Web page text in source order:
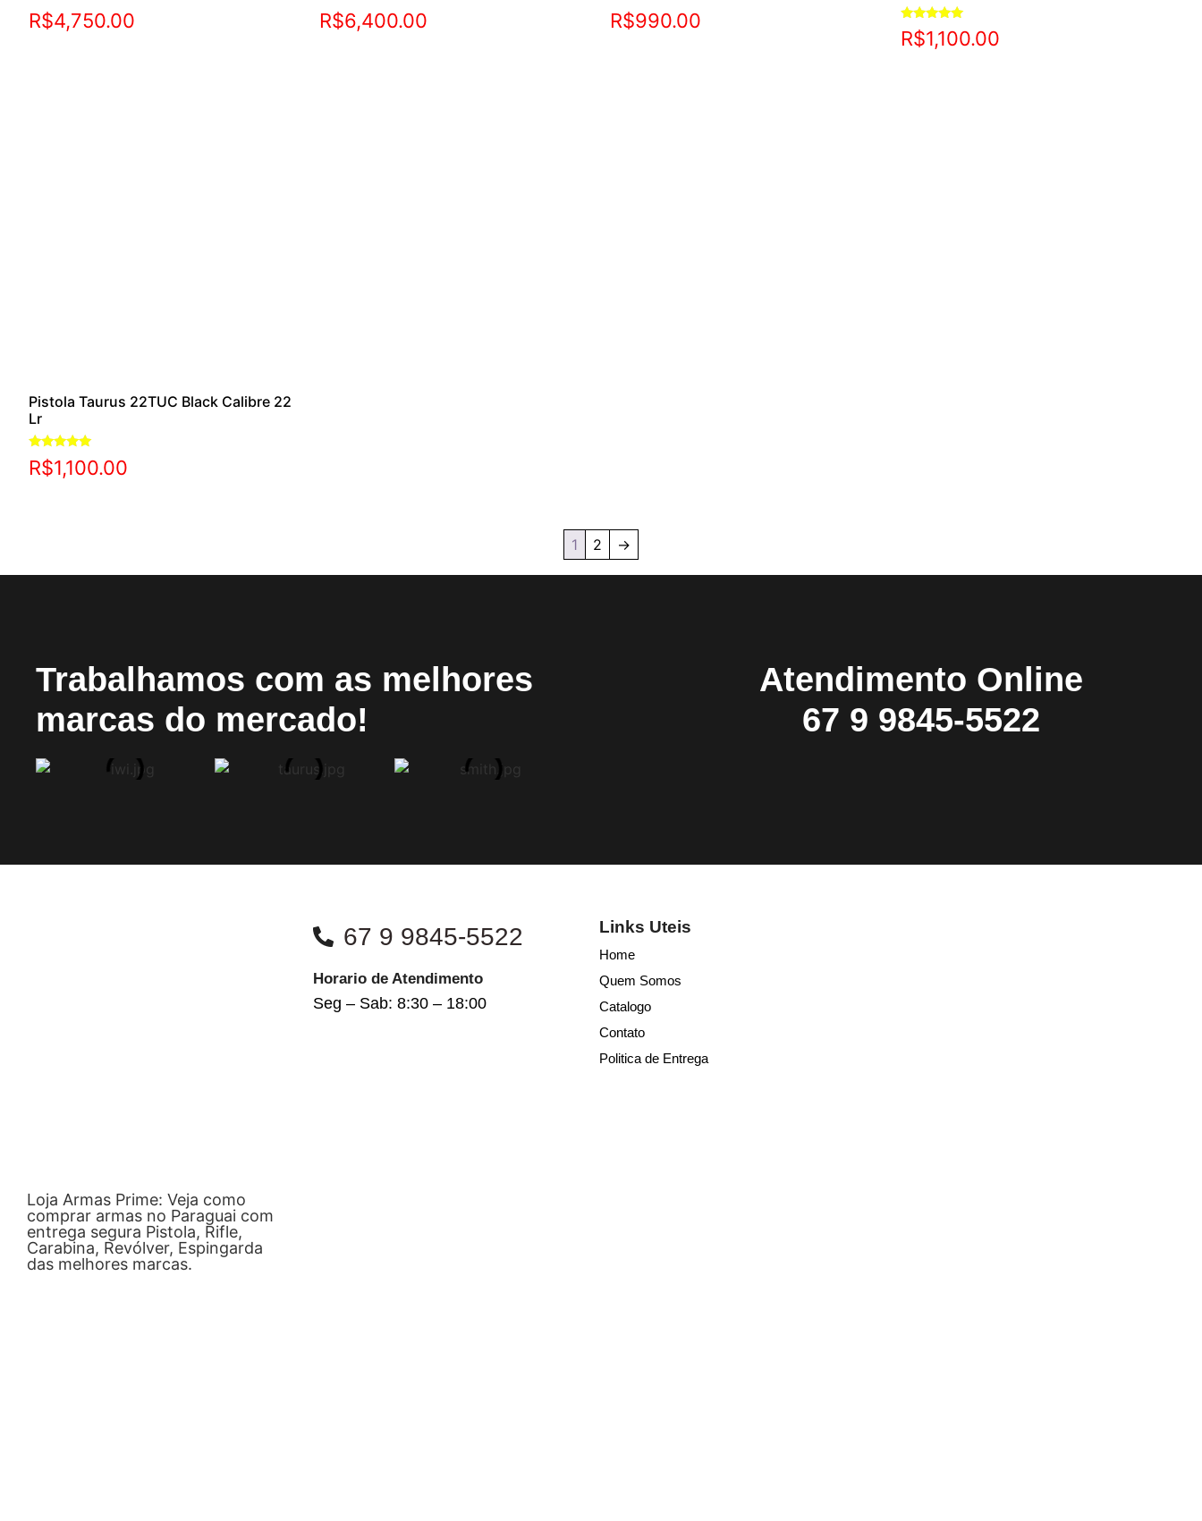
R$4,750.00 R$6,400.00 R$990.00
Avaliação
5.00
R$1,100.00
Pistola Taurus 22TUC Black Calibre 22
Lr
Avaliação
5.00
R$1,100.00
1 2 →
Trabalhamos com as melhores
marcas do mercado!
Atendimento Online
67 9 9845-5522
Loja Armas Prime: Veja como
comprar armas no Paraguai com
entrega segura Pistola, Rifle,
Carabina, Revólver, Espingarda
das melhores marcas.
67 9 9845-5522
Horario de Atendimento
Seg – Sab: 8:30 – 18:00
Links Uteis
Home
Quem Somos
Catalogo
Contato
Politica de Entrega